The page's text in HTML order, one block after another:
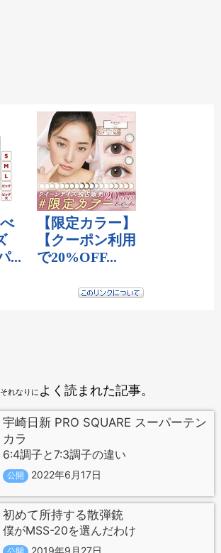
それなりに よく読まれた記事。
宇崎日新 PRO SQUARE スーパーテン
カラ
6:4調子と7:3調子の違い
公開 2022年6月17日
初めて所持する散弾銃
僕がMSS-20を選んだわけ
2019年9月27日